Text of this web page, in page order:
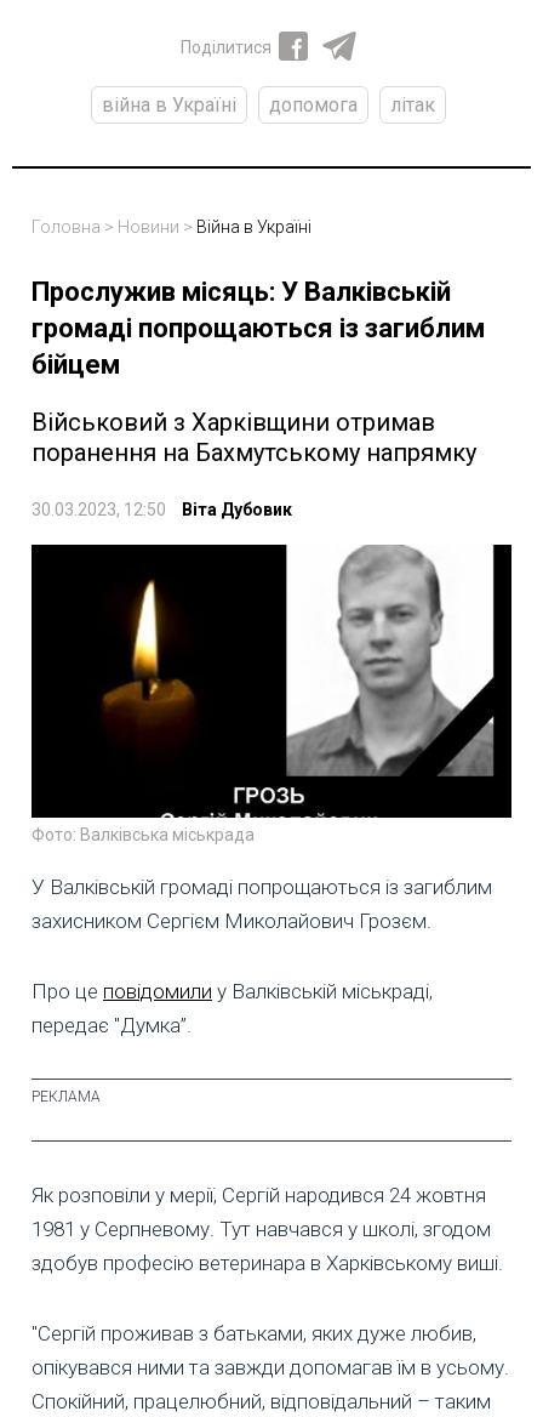
Поділитися
війна в Україні допомога літак
Головна > Новини > Війна в Україні
Прослужив місяць: У Валківській
громаді попрощаються із загиблим
бійцем
Військовий з Харківщини отримав
поранення на Бахмутському напрямку
30.03.2023, 12:50 Віта Дубовик
Фото: Валківська міськрада
У Валківській громаді попрощаються із загиблим
захисником Сергієм Миколайович Грозєм.
Про це повідомили у Валківській міськраді,
передає "Думка”.
Як розповіли у мерії, Сергій народився 24 жовтня
1981 у Серпневому. Тут навчався у школі, згодом
здобув професію ветеринара в Харківському виші.
"Сергій проживав з батьками, яких дуже любив,
опікувався ними та завжди допомагав їм в усьому.
Спокійний, працелюбний, відповідальний – таким